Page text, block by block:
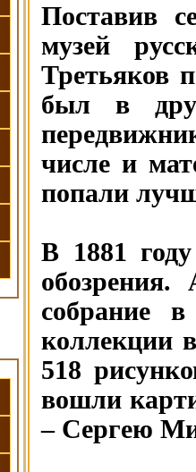
Поставив
музей
Третьяков
был в
числе и
попали
В 1881
собрание
коллекции
518
вошли
– Сергею